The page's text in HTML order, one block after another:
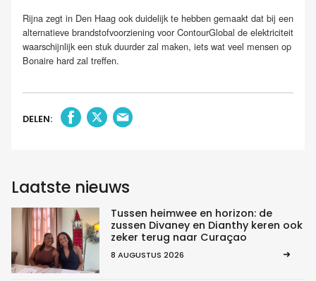
Rijna zegt in Den Haag ook duidelijk te hebben gemaakt dat bij een
alternatieve brandstofvoorziening voor ContourGlobal de elektriciteit
waarschijnlijk een stuk duurder zal maken, iets wat veel mensen op
Bonaire hard zal treffen.
DELEN:
Laatste nieuws
Tussen heimwee en horizon: de
zussen Divaney en Dianthy keren ook
zeker terug naar Curaçao
8 AUGUSTUS 2026